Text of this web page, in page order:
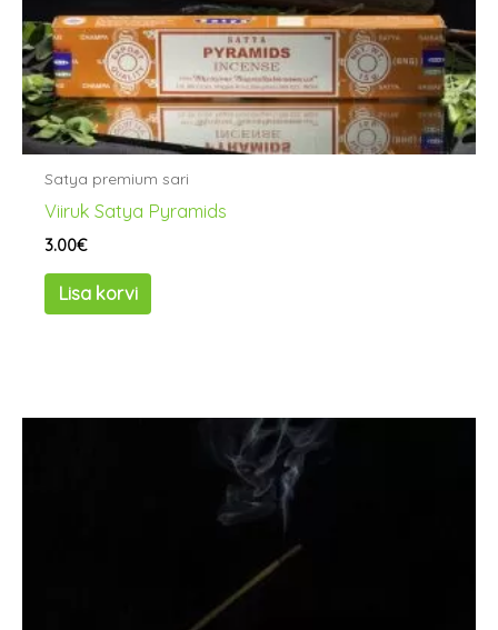
Satya premium sari
Viiruk Satya Pyramids
3.00€
Lisa korvi